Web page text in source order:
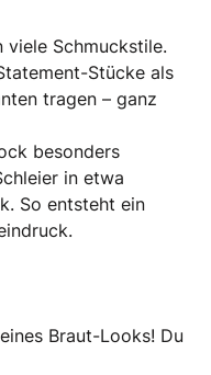
viele Schmuckstile.
Stücke als
tragen – ganz
besonders
in etwa
So entsteht ein
Braut-Looks! Du